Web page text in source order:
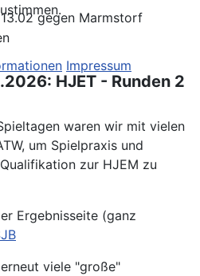
gegen Marmstorf
HJET - Runden 2
waren wir mit vielen
um Spielpraxis und
zur HJEM zu
Ergebnisseite (ganz
viele "große"
Impressum